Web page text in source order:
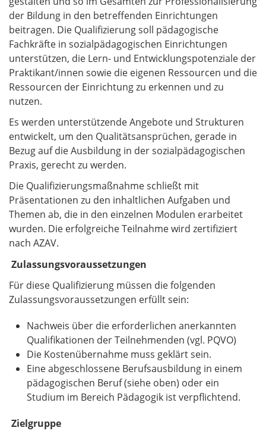
der Bildung in den betreffenden Einrichtungen
beitragen. Die Qualifizierung soll pädagogische
Fachkräfte in sozialpädagogischen Einrichtungen
unterstützen, die Lern- und Entwicklungspotenziale der
Praktikant/innen sowie die eigenen Ressourcen und die
Ressourcen der Einrichtung zu erkennen und zu
nutzen.
Es werden unterstützende Angebote und Strukturen
entwickelt, um den Qualitätsansprüchen, gerade in
Bezug auf die Ausbildung in der sozialpädagogischen
Praxis, gerecht zu werden.
Die Qualifizierungsmaßnahme schließt mit
Präsentationen zu den inhaltlichen Aufgaben und
Themen ab, die in den einzelnen Modulen erarbeitet
wurden. Die erfolgreiche Teilnahme wird zertifiziert
nach AZAV.
Zulassungsvoraussetzungen
Für diese Qualifizierung müssen die folgenden
Zulassungsvoraussetzungen erfüllt sein:
Nachweis über die erforderlichen anerkannten
Qualifikationen der Teilnehmenden (vgl. PQVO)
Die Kostenübernahme muss geklärt sein.
Eine abgeschlossene Berufsausbildung in einem
pädagogischen Beruf (siehe oben) oder ein
Studium im Bereich Pädagogik ist verpflichtend.
Zielgruppe